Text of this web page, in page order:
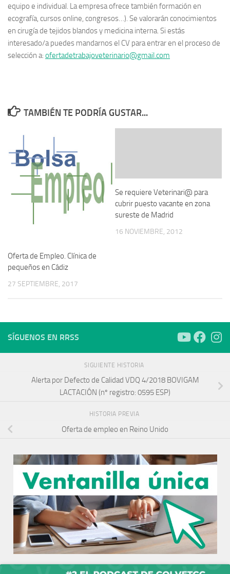
equipo e individual. La empresa ofrece también formación en
ecografía, cursos online, congresos…). Se valorarán conocimientos
en cirugía de tejidos blandos y medicina interna. Si estás
interesado/a puedes mandarnos el CV para entrar en el proceso de
selección a: ofertadetrabajoveterinario@gmail.com
TAMBIÉN TE PODRÍA GUSTAR...
Oferta de Empleo. Clínica de
pequeños en Cádiz
27 SEPTIEMBRE, 2017
Se requiere Veterinari@ para
cubrir puesto vacante en zona
sureste de Madrid
16 NOVIEMBRE, 2012
SÍGUENOS EN RRSS
SIGUIENTE HISTORIA
Alerta por Defecto de Calidad VDQ 4/2018 BOVIGAM
LACTACIÓN (nº registro: 0595 ESP)
HISTORIA PREVIA
Oferta de empleo en Reino Unido